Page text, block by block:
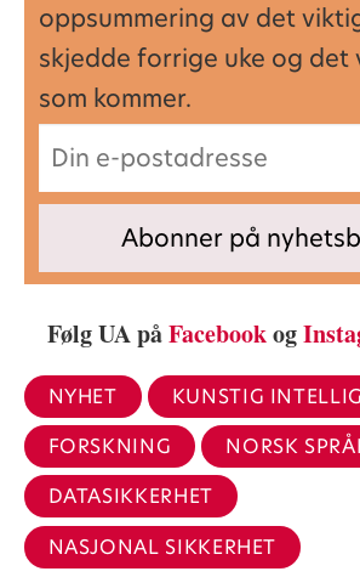
oppsummering av det
skjedde forrige uke og det
som kommer.
Følg UA påFacebookog
NYHET
KUNSTIG
FORSKNING
NORSK
DATASIKKERHET
NASJONAL SIKKERHET